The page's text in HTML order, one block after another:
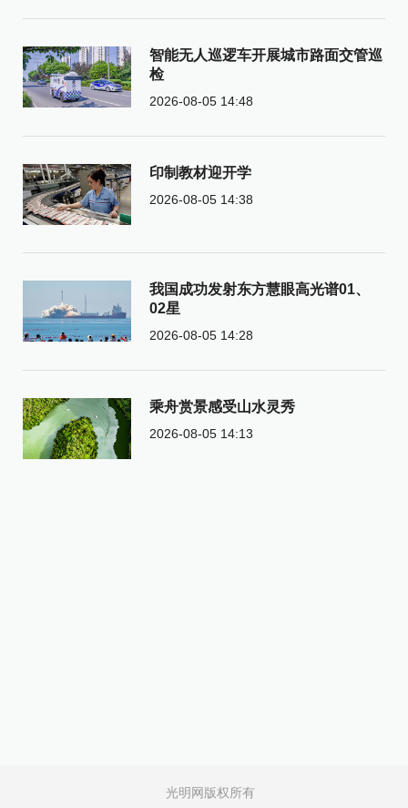
智能无人巡逻车开展城市路面交管巡
检
2026-08-05 14:48
印制教材迎开学
2026-08-05 14:38
我国成功发射东方慧眼高光谱01、
02星
2026-08-05 14:28
乘舟赏景感受山水灵秀
2026-08-05 14:13
光明网版权所有